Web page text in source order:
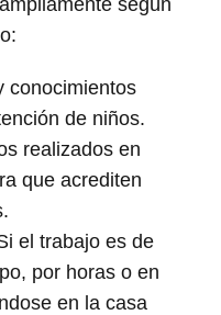
conocimientos
de niños.
realizados en
que acrediten
el trabajo es de
por horas o en
en la casa